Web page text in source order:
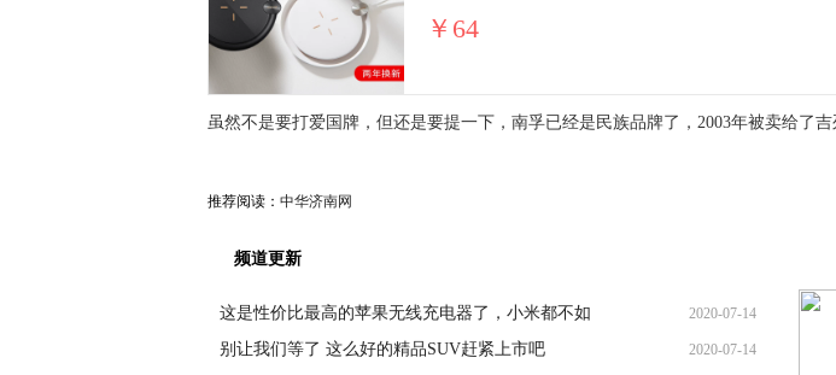
￥64
虽然不是要打爱国牌，但还是要提一下，南孚已经是民族品牌了，2003年被卖给了
推荐阅读： 中华济南网
频道更新
这是性价比最高的苹果无线充电器了，小米都不如 2020-07-14
别让我们等了 这么好的精品SUV赶紧上市吧 2020-07-14